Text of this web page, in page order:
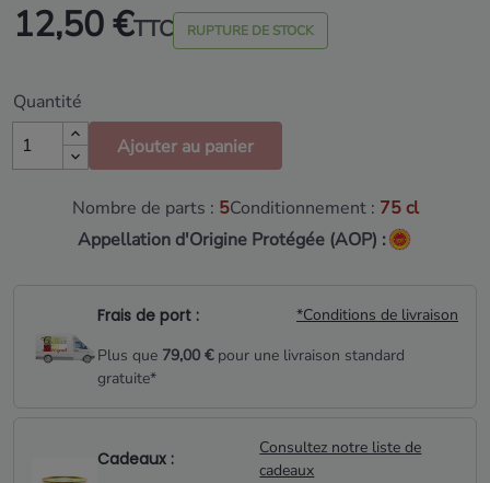
12,50 €TTC RUPTURE DE STOCK
Quantité
Ajouter au panier
Nombre de parts : 5Conditionnement : 75 cl
Appellation d'Origine Protégée (AOP) :
Frais de port :
*Conditions de livraison
Plus que 79,00 €pour une livraison standard
gratuite*
Cadeaux :
Consultez notre liste de
cadeaux